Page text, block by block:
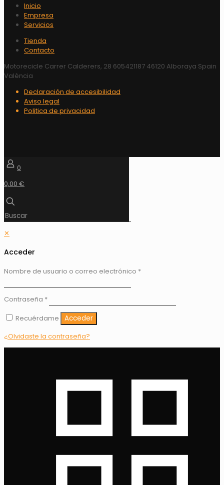
Inicio
Empresa
Servicios
Tienda
Contacto
Motorecicle Carrer Calderers, 28 605421187 46120 Alboraya Spain
València
Declaración de accesibilidad
Aviso legal
Politica de privacidad
0
0,00 €
✕
Acceder
Nombre de usuario o correo electrónico *
Contraseña *
Recuérdame
Acceder
¿Olvidaste la contraseña?